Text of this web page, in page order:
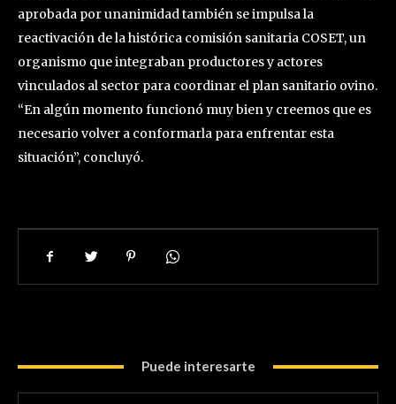
aprobada por unanimidad también se impulsa la
reactivación de la histórica comisión sanitaria COSET, un
organismo que integraban productores y actores
vinculados al sector para coordinar el plan sanitario ovino.
“En algún momento funcionó muy bien y creemos que es
necesario volver a conformarla para enfrentar esta
situación”, concluyó.
Puede interesarte